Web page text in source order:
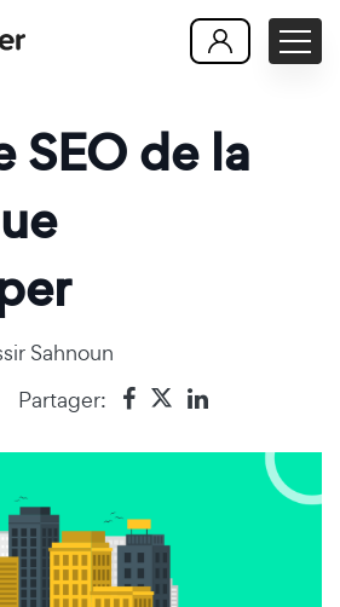
SEO de la
Sahnoun
Partager: